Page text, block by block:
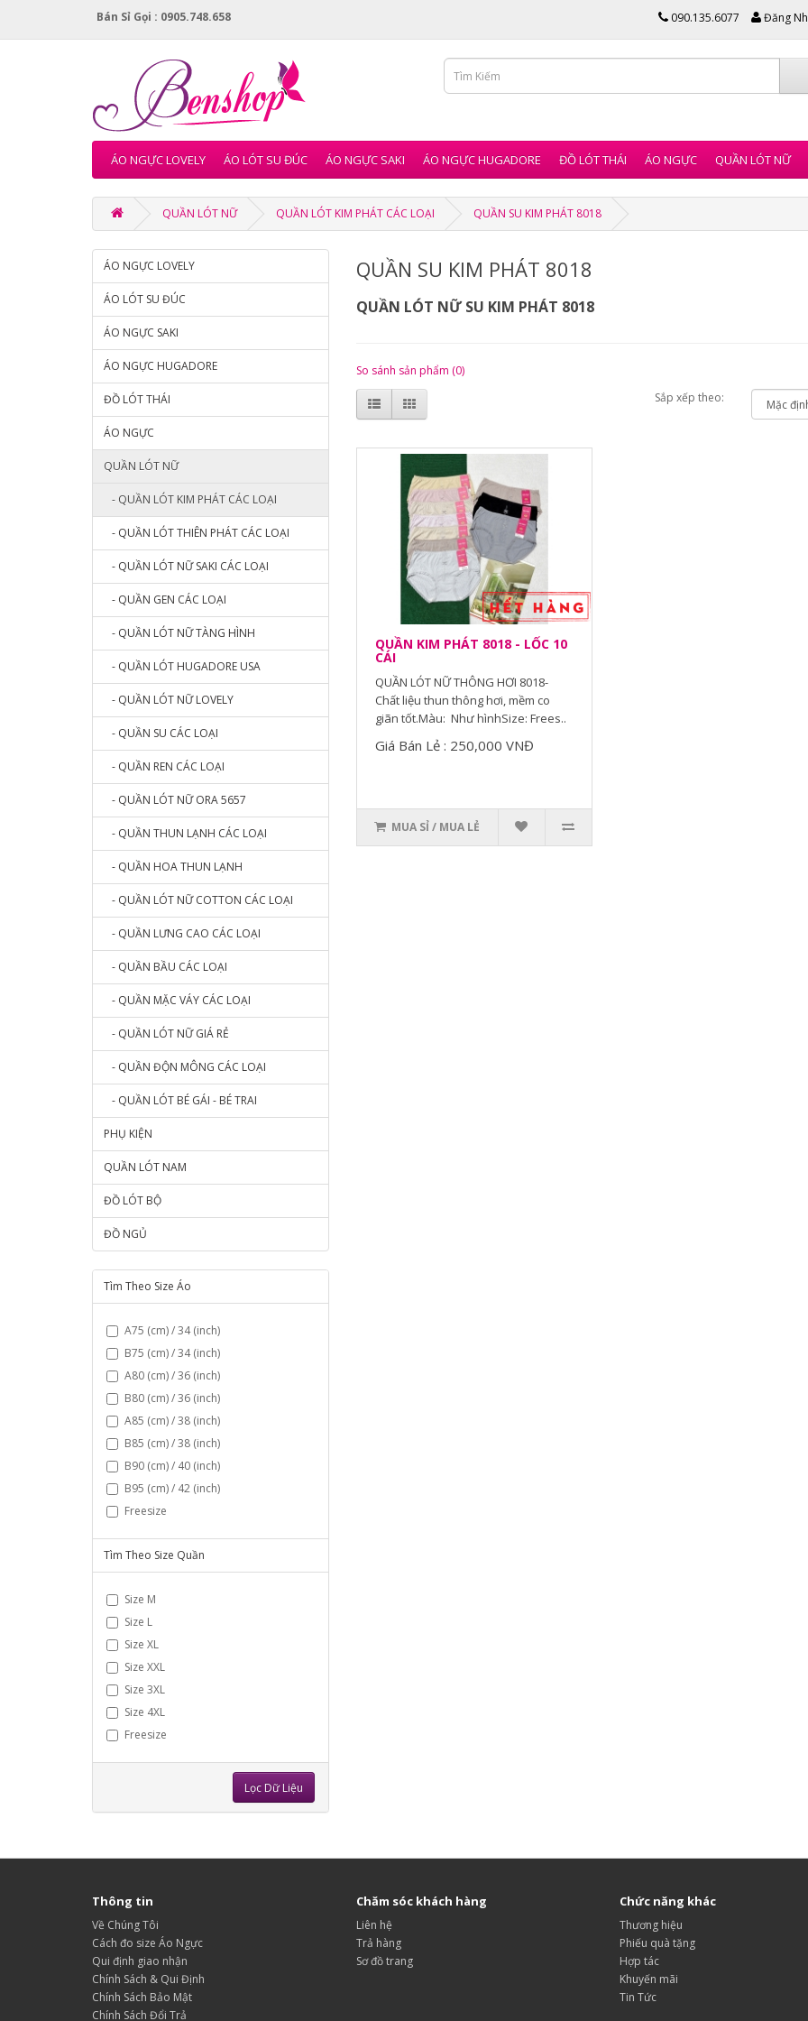
Bán Sỉ Gọi : 0905.748.658 090.135.6077 Đăng
ÁO NGỰC LOVELY ÁO LÓT SU ĐÚC ÁO NGỰC SAKI ÁO NGỰC HUGADORE ĐỒ LÓT THÁI ÁO NGỰC QUẦN LÓT NỮ
QUẦN LÓT NỮ QUẦN LÓT KIM PHÁT CÁC LOẠI QUẦN SU KIM PHÁT 8018
ÁO NGỰC LOVELY
ÁO LÓT SU ĐÚC
ÁO NGỰC SAKI
ÁO NGỰC HUGADORE
ĐỒ LÓT THÁI
ÁO NGỰC
QUẦN LÓT NỮ
- QUẦN LÓT KIM PHÁT CÁC LOẠI
- QUẦN LÓT THIÊN PHÁT CÁC LOẠI
- QUẦN LÓT NỮ SAKI CÁC LOẠI
- QUẦN GEN CÁC LOẠI
- QUẦN LÓT NỮ TÀNG HÌNH
- QUẦN LÓT HUGADORE USA
- QUẦN LÓT NỮ LOVELY
- QUẦN SU CÁC LOẠI
- QUẦN REN CÁC LOẠI
- QUẦN LÓT NỮ ORA 5657
- QUẦN THUN LẠNH CÁC LOẠI
- QUẦN HOA THUN LẠNH
- QUẦN LÓT NỮ COTTON CÁC LOẠI
- QUẦN LƯNG CAO CÁC LOẠI
- QUẦN BẦU CÁC LOẠI
- QUẦN MẶC VÁY CÁC LOẠI
- QUẦN LÓT NỮ GIÁ RẺ
- QUẦN ĐỘN MÔNG CÁC LOẠI
- QUẦN LÓT BÉ GÁI - BÉ TRAI
PHỤ KIỆN
QUẦN LÓT NAM
ĐỒ LÓT BỘ
ĐỒ NGỦ
Tìm Theo Size Áo
A75 (cm) / 34 (inch)
B75 (cm) / 34 (inch)
A80 (cm) / 36 (inch)
B80 (cm) / 36 (inch)
A85 (cm) / 38 (inch)
B85 (cm) / 38 (inch)
B90 (cm) / 40 (inch)
B95 (cm) / 42 (inch)
Freesize
Tìm Theo Size Quần
Size M
Size L
Size XL
Size XXL
Size 3XL
Size 4XL
Freesize
Lọc Dữ Liệu
QUẦN SU KIM PHÁT 8018
QUẦN LÓT NỮ SU KIM PHÁT 8018
So sánh sản phẩm (0)
Sắp xếp theo:
QUẦN KIM PHÁT 8018 - LỐC 10
CÁI
QUẦN LÓT NỮ THÔNG HƠI 8018-
Chất liệu thun thông hơi, mềm co
giãn tốt.Màu: Như hìnhSize: Frees..
Giá Bán Lẻ : 250,000 VNĐ
MUA SỈ / MUA LẺ
Thông tin
Về Chúng Tôi
Cách đo size Áo Ngực
Qui định giao nhận
Chính Sách & Qui Định
Chính Sách Bảo Mật
Chính Sách Đổi Trả
Chăm sóc khách hàng
Liên hệ
Trả hàng
Sơ đồ trang
Chức năng khác
Thương hiệu
Phiếu quà tặng
Hợp tác
Khuyến mãi
Tin Tức